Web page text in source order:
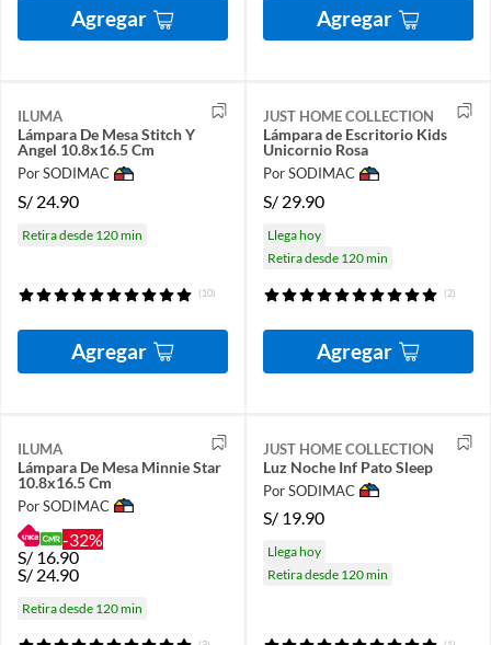
Agregar Agregar
ILUMA
Lámpara De Mesa Stitch Y
Angel 10.8x16.5 Cm
Por SODIMAC
S/ 24.90
Retira desde 120 min
(10)
Agregar
JUST HOME COLLECTION
Lámpara de Escritorio Kids
Unicornio Rosa
Por SODIMAC
S/ 29.90
Llega hoy
Retira desde 120 min
(2)
Agregar
ILUMA
Lámpara De Mesa Minnie Star
10.8x16.5 Cm
Por SODIMAC
-32%
S/ 16.90
S/ 24.90
Retira desde 120 min
JUST HOME COLLECTION
Luz Noche Inf Pato Sleep
Por SODIMAC
S/ 19.90
Llega hoy
Retira desde 120 min